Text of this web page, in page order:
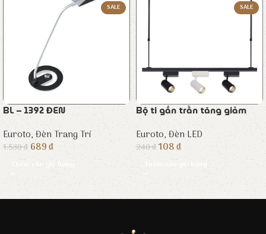
SALE
BL – 1392 ĐEN
Euroto,Đèn Trang Trí
1.530₫ 689₫
Thêm vào giỏ hàng
SALE
Bộ ti gắn trần tăng giảm
Euroto,Đèn LED
240₫108₫
Thêm vào giỏ hàng